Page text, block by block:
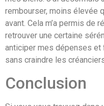
rembourser, moins élevée
avant. Cela m’a permis de
retrouver une certaine
anticiper mes dépenses et
sans craindre les
Conclusion